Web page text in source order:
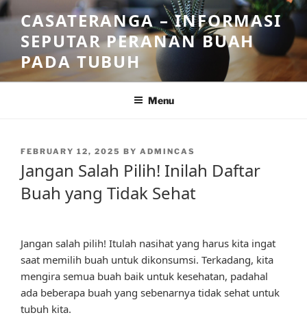
Skip
to
content
CASATERANGA – INFORMASI
SEPUTAR PERANAN BUAH
PADA TUBUH
Menu
POSTED
FEBRUARY 12, 2025 BY ADMINCAS
Jangan Salah Pilih! Inilah Daftar
Buah yang Tidak Sehat
Jangan salah pilih! Itulah nasihat yang harus kita ingat
saat memilih buah untuk dikonsumsi. Terkadang, kita
mengira semua buah baik untuk kesehatan, padahal
ada beberapa buah yang sebenarnya tidak sehat untuk
tubuh kita.